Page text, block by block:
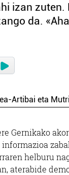
izan
da.
Artibai eta
Gernikako
helburu
aterabide